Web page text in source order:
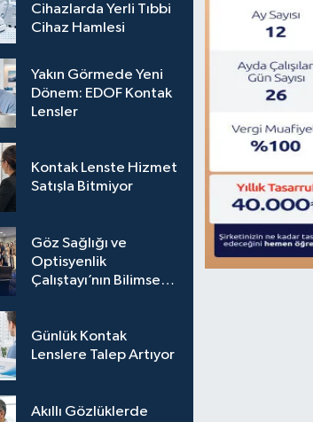
Cihazlarda Yerli Tıbbi
Cihaz Hamlesi
Yakın Görmede Yeni
Dönem: EDOF Kontak
Lensler
Kontak Lenste Hizmet
Satışla Bitmiyor
Göz Sağlığı ve
Optisyenlik
Çalıştayı’nın Bilimsel
Günlük Kontak
Lenslere Talep Artıyor
Akıllı Gözlüklerde